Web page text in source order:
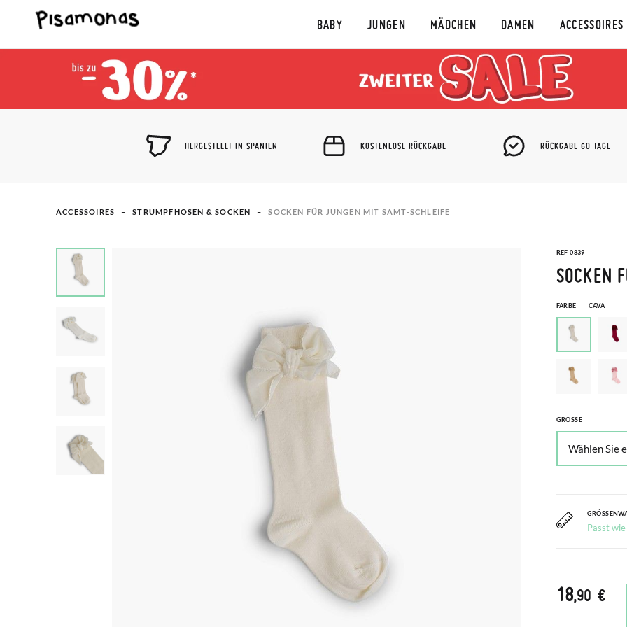
BABY JUNGEN MÄDCHEN DAMEN ACCESSOIRES
HERGESTELLT IN SPANIEN KOSTENLOSE RÜCKGABE RÜCKGABE 60 TAGE
ACCESSOIRES STRUMPFHOSEN & SOCKEN SOCKEN FÜR JUNGEN MIT SAMT-SCHLEIFE
REF 0839
SOCKEN
FARBE CAVA
GRÖSSE
Passt
18,90 €